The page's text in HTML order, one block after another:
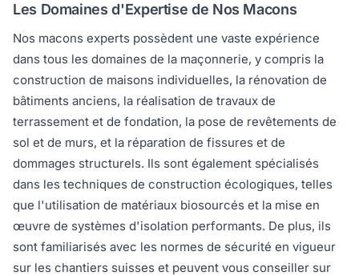
Les Domaines d'Expertise de Nos Macons
Nos macons experts possèdent une vaste expérience
dans tous les domaines de la maçonnerie, y compris la
construction de maisons individuelles, la rénovation de
bâtiments anciens, la réalisation de travaux de
terrassement et de fondation, la pose de revêtements de
sol et de murs, et la réparation de fissures et de
dommages structurels. Ils sont également spécialisés
dans les techniques de construction écologiques, telles
que l'utilisation de matériaux biosourcés et la mise en
œuvre de systèmes d'isolation performants. De plus, ils
sont familiarisés avec les normes de sécurité en vigueur
sur les chantiers suisses et peuvent vous conseiller sur